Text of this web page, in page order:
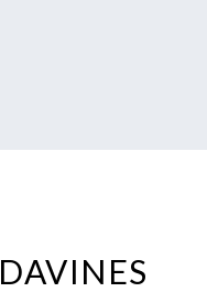
DAVINES